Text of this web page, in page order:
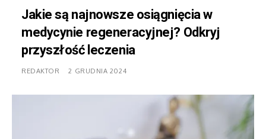
Jakie są najnowsze osiągnięcia w
medycynie regeneracyjnej? Odkryj
przyszłość leczenia
REDAKTOR 2 GRUDNIA 2024